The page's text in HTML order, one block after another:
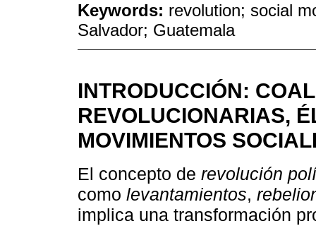
Keywords: revolution; social
Salvador; Guatemala
INTRODUCCIÓN:
REVOLUCIONARIAS,
MOVIMIENTOS
El concepto de revolución
como levantamientos,
implica una transformación